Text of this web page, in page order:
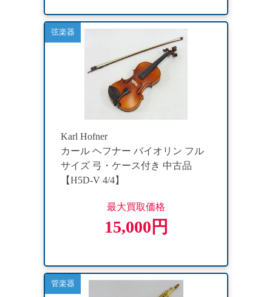
弦楽器
Karl Hofner
カール ヘフナー バイオリン フル
サイズ 弓・ケース付き 中古品
【H5D-V 4/4】
最大買取価格
15,000円
管楽器